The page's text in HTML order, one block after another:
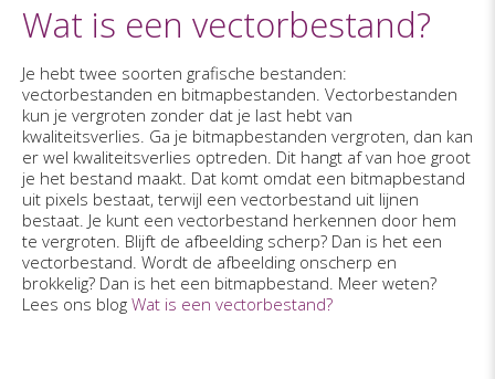
Wat is een vectorbestand?
Je hebt twee soorten grafische bestanden:
vectorbestanden en bitmapbestanden. Vectorbestanden
kun je vergroten zonder dat je last hebt van
kwaliteitsverlies. Ga je bitmapbestanden vergroten, dan kan
er wel kwaliteitsverlies optreden. Dit hangt af van hoe groot
je het bestand maakt. Dat komt omdat een bitmapbestand
uit pixels bestaat, terwijl een vectorbestand uit lijnen
bestaat. Je kunt een vectorbestand herkennen door hem
te vergroten. Blijft de afbeelding scherp? Dan is het een
vectorbestand. Wordt de afbeelding onscherp en
brokkelig? Dan is het een bitmapbestand. Meer weten?
Lees ons blog Wat is een vectorbestand?